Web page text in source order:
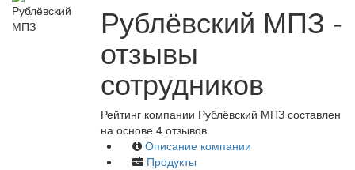
Рублёвский МПЗ -
отзывы
сотрудников
Рейтинг компании Рублёвский МПЗ составлен
на основе 4 отзывов
Описание компании
Продукты